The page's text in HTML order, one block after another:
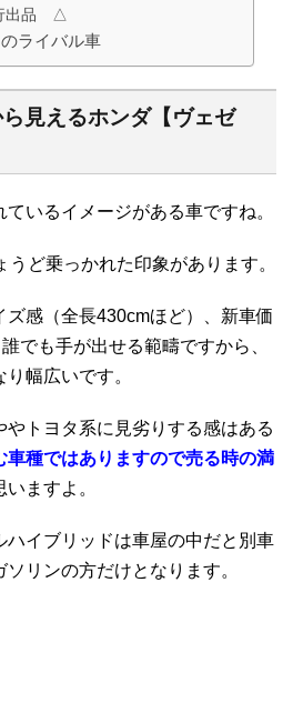
出品 △
ライバル車
見えるホンダ【ヴェゼ
いるイメージがある車ですね。
ど乗っかれた印象があります。
感（全長430cmほど）、新車価
でも手が出せる範疇ですから、
幅広いです。
トヨタ系に見劣りする感はある
車種ではありますので売る時の満
いますよ。
ハイブリッドは車屋の中だと別車
リンの方だけとなります。